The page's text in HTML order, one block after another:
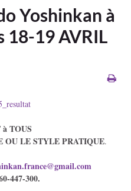
Yoshinkan à
18-19 AVRIL
TOUS
OU LE STYLE PRATIQUE.
france@gmail.com
447-300.